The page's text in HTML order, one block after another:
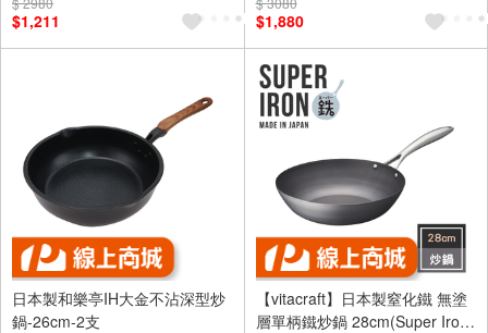
$1,211 $1,880
日本製和樂亭IH大金不沾深型炒
鍋-26cm-2支
【vitacraft】日本製窒化鐵 無塗
層單柄鐵炒鍋 28cm(Super Iron